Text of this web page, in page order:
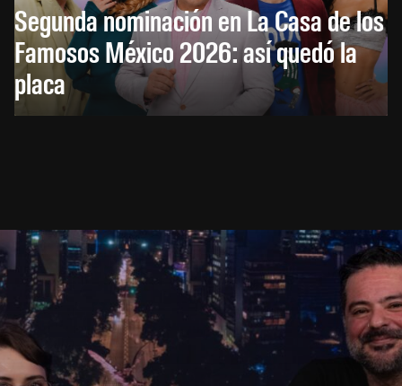
Segunda nominación en La Casa de los
Famosos México 2026: así quedó la
placa